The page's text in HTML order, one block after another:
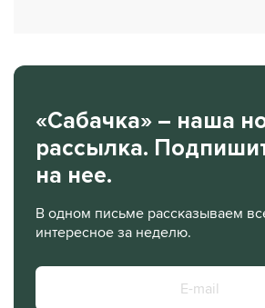
«Сабачка» – наша
рассылка.
на нее.
В одном письме рассказываем
интересное за неделю.